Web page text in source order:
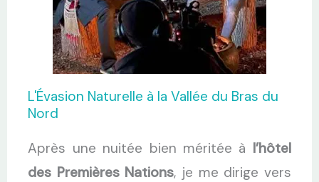
L'Évasion Naturelle à la Vallée du Bras du
Nord
Après une nuitée bien méritée à l’hôtel
des Premières Nations, je me dirige vers